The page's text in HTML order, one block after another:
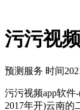
污污视
预测服务 时间
污污视频app软
2017年开)云南的